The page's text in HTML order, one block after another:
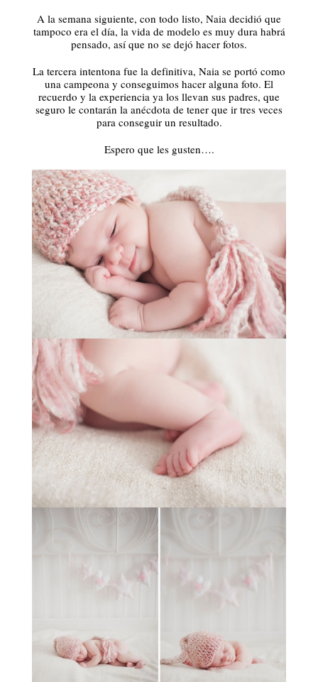
A la semana siguiente, con todo listo, Naia decidió que
tampoco era el día, la vida de modelo es muy dura habrá
pensado, así que no se dejó hacer fotos.
La tercera intentona fue la definitiva, Naia se portó como
una campeona y conseguimos hacer alguna foto. El
recuerdo y la experiencia ya los llevan sus padres, que
seguro le contarán la anécdota de tener que ir tres veces
para conseguir un resultado.
Espero que les gusten….